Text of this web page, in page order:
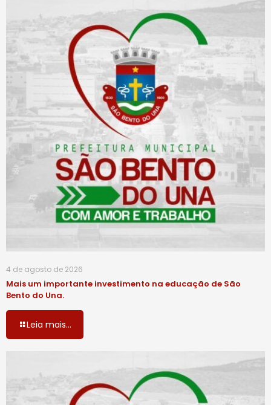
4 de agosto de 2026
Mais um importante investimento na educação de São
Bento do Una.
Leia mais...